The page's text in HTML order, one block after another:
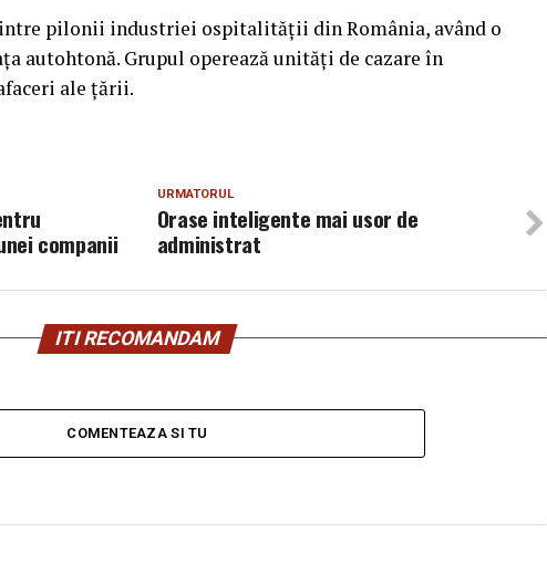
pilonii industriei ospitalității din România, având o
autohtonă. Grupul operează unități de cazare în
ale țării.
URMATORUL
Orase inteligente mai usor de
administrat
companii
ITI RECOMANDAM
COMENTEAZA SI TU